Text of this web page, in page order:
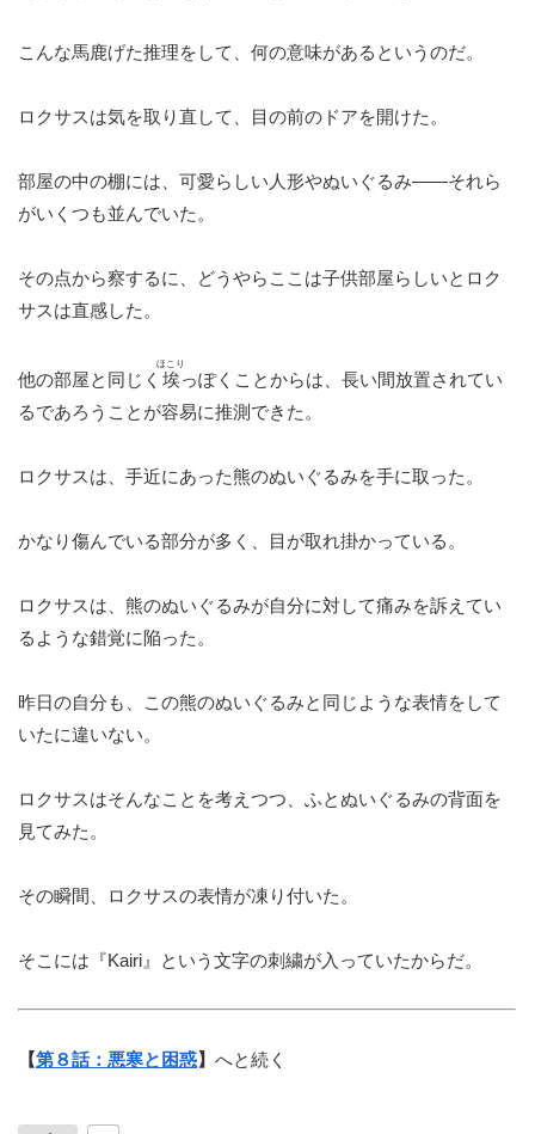
こんな馬鹿げた推理をして、何の意味があるというのだ。
ロクサスは気を取り直して、目の前のドアを開けた。
部屋の中の棚には、可愛らしい人形やぬいぐるみ——それら
がいくつも並んでいた。
その点から察するに、どうやらここは子供部屋らしいとロク
サスは直感した。
他の部屋と同じく 埃
ほこり
っぽくことからは、長い間放置されてい
るであろうことが容易に推測できた。
ロクサスは、手近にあった熊のぬいぐるみを手に取った。
かなり傷んでいる部分が多く、目が取れ掛かっている。
ロクサスは、熊のぬいぐるみが自分に対して痛みを訴えてい
るような錯覚に陥った。
昨日の自分も、この熊のぬいぐるみと同じような表情をして
いたに違いない。
ロクサスはそんなことを考えつつ、ふとぬいぐるみの背面を
見てみた。
その瞬間、ロクサスの表情が凍り付いた。
そこには『Kairi』という文字の刺繍が入っていたからだ。
【第８話：悪寒と困惑】 へと続く